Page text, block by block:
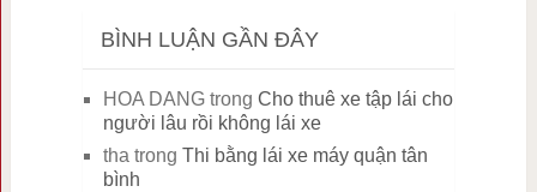
BÌNH LUẬN GẦN ĐÂY
HOA DANGtrong Cho thuê xe tập lái cho
người lâu rồi không lái xe
tha trong Thi bằng lái xe máy quận tân
bình